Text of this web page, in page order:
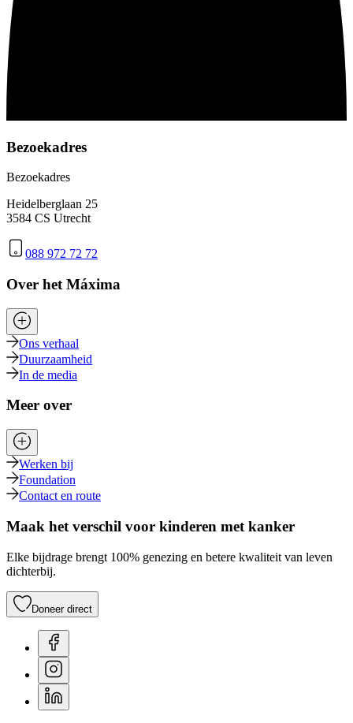
Bezoekadres
Bezoekadres
Heidelberglaan 25
3584 CS Utrecht
088 972 72 72
Over het Máxima
Ons verhaal
Duurzaamheid
In de media
Meer over
Werken bij
Foundation
Contact en route
Maak het verschil voor kinderen met kanker
Elke bijdrage brengt 100% genezing en betere kwaliteit van leven
dichterbij.
Doneer direct